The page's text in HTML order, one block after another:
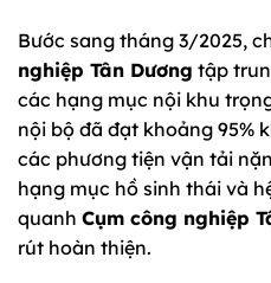
Bước sang tháng 3/2025,
nghiệp Tân Dương tập
các hạng mục nội khu
nội bộ đã đạt khoảng 95%
các phương tiện vận tải
hạng mục hồ sinh thái và
quanh Cụm công nghiệp
rút hoàn thiện.